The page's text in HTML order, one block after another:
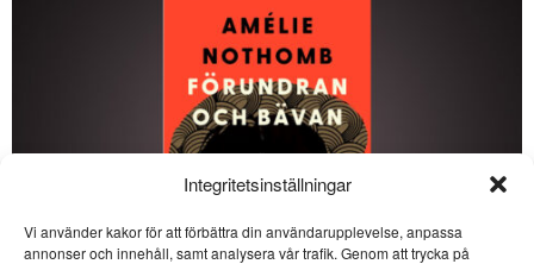
Integritetsinställningar
Vi använder kakor för att förbättra din användarupplevelse, anpassa
annonser och innehåll, samt analysera vår trafik. Genom att trycka på
SE ÄVEN